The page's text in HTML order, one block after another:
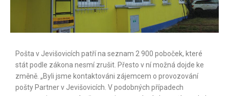
Pošta v Jevišovicích patří na seznam 2 900 poboček, které
stát podle zákona nesmí zrušit. Přesto v ní možná dojde ke
změně. „Byli jsme kontaktováni zájemcem o provozování
pošty Partner v Jevišovicích. V podobných případech